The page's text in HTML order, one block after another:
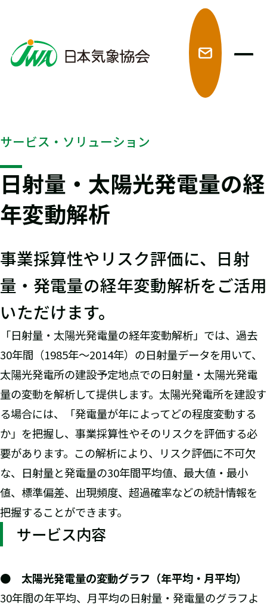
サービス・ソリューション
日射量・太陽光発電量の経
年変動解析
事業採算性やリスク評価に、日射
量・発電量の経年変動解析をご活用
いただけます。
「日射量・太陽光発電量の経年変動解析」では、過去
30年間（1985年～2014年）の日射量データを用いて、
太陽光発電所の建設予定地点での日射量・太陽光発電
量の変動を解析して提供します。太陽光発電所を建設す
る場合には、「発電量が年によってどの程度変動する
か」を把握し、事業採算性やそのリスクを評価する必
要があります。この解析により、リスク評価に不可欠
な、日射量と発電量の30年間平均値、最大値・最小
値、標準偏差、出現頻度、超過確率などの統計情報を
把握することができます。
サービス内容
● 太陽光発電量の変動グラフ（年平均・月平均）
30年間の年平均、月平均の日射量・発電量のグラフよ